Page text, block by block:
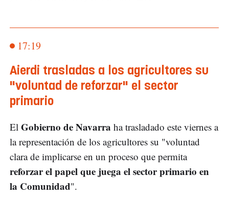
17:19
Aierdi trasladas a los agricultores su
"voluntad de reforzar" el sector
primario
El Gobierno de Navarra ha trasladado este viernes a
la representación de los agricultores su "voluntad
clara de implicarse en un proceso que permita
reforzar el papel que juega el sector primario en
la Comunidad".